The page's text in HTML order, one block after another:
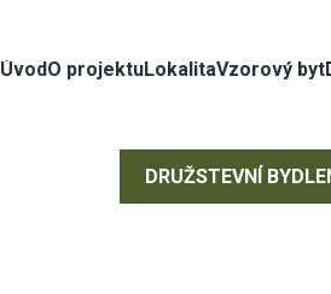
ÚvodO projektuLokalitaVzorový byt
DRUŽSTEVNÍ